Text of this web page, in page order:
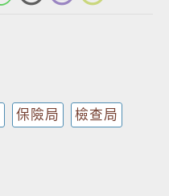
保險局 檢查局